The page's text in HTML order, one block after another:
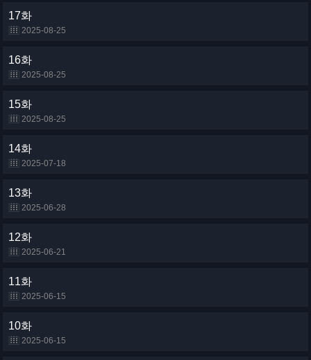
17화
2025-08-25
16화
2025-08-25
15화
2025-08-25
14화
2025-07-18
13화
2025-06-28
12화
2025-06-21
11화
2025-06-15
10화
2025-06-15